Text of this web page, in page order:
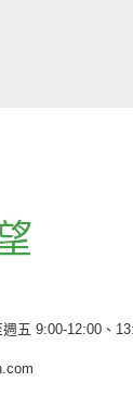
五 9:00-12:00、